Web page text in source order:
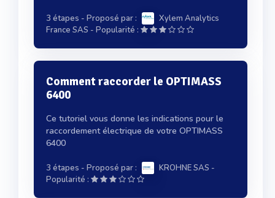
3 étapes - Proposé par :
Xylem Analytics
France SAS - Popularité :
Comment raccorder le OPTIMASS
6400
Ce tutoriel vous donne les indications pour le
raccordement électrique de votre OPTIMASS
6400
3 étapes - Proposé par : KROHNE SAS -
Popularité :